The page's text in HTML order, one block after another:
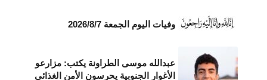
وفيات اليوم الجمعة 2026/8/7
عبدالله موسى الطراونة يكتب: مزارعو
الأغوار الجنوبية يحرسون الأمن الغذائي